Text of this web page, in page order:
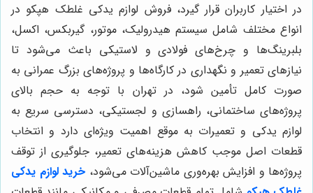
در اختیار کاربران قرار گیرد، فروش لوازم یدکی غلطک هپکو در
انواع مختلف شامل سیستم هیدرولیک، موتور، گیربکس، اکسل،
بلبرینگ‌ها و چرخ‌های فولادی و لاستیکی باعث می‌شود تا
نیازهای تعمیر و نگهداری در کارگاه‌ها و پروژه‌های بزرگ عمرانی به
صورت کامل تأمین شود، در تهران با توجه به حجم بالای
پروژه‌های ساختمانی، راهسازی و لجستیکی، دسترسی سریع به
لوازم یدکی و تعمیرات به موقع اهمیت ویژه‌ای دارد و انتخاب
قطعات اصل موجب کاهش هزینه‌های تعمیر، جلوگیری از توقف
پروژه‌ها و افزایش بهره‌وری ماشین‌آلات می‌شود، خرید لوازم یدکی